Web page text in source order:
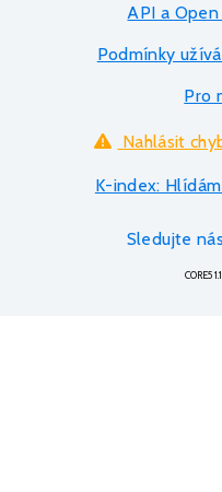
API a
Podmínky
Pro
Nahlásit
K-index:
Sledujte nás
CORE5